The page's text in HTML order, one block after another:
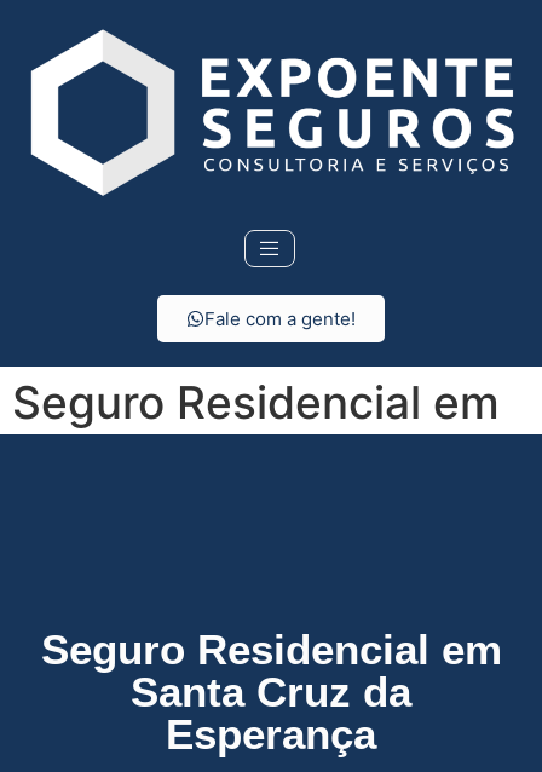
Fale com a gente!
Seguro Residencial em
Seguro Residencial em
Santa Cruz da
Esperança